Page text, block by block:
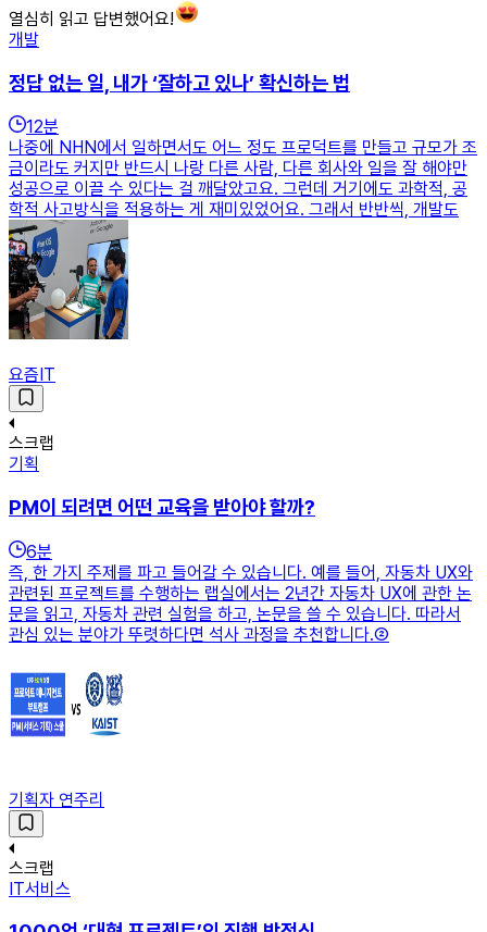
열심히 읽고 답변했어요!
개발
정답 없는 일, 내가 ‘잘하고 있나’ 확신하는 법
12분
나중에 NHN에서 일하면서도 어느 정도 프로덕트를 만들고 규모가 조
금이라도 커지만 반드시 나랑 다른 사람, 다른 회사와 일을 잘 해야만
성공으로 이끌 수 있다는 걸 깨달았고요. 그런데 거기에도 과학적, 공
학적 사고방식을 적용하는 게 재미있었어요. 그래서 반반씩, 개발도
요즘IT
스크랩
기획
PM이 되려면 어떤 교육을 받아야 할까?
6분
즉, 한 가지 주제를 파고 들어갈 수 있습니다. 예를 들어, 자동차 UX와
관련된 프로젝트를 수행하는 랩실에서는 2년간 자동차 UX에 관한 논
문을 읽고, 자동차 관련 실험을 하고, 논문을 쓸 수 있습니다. 따라서
관심 있는 분야가 뚜렷하다면 석사 과정을 추천합니다.②
기획자 연주리
스크랩
IT서비스